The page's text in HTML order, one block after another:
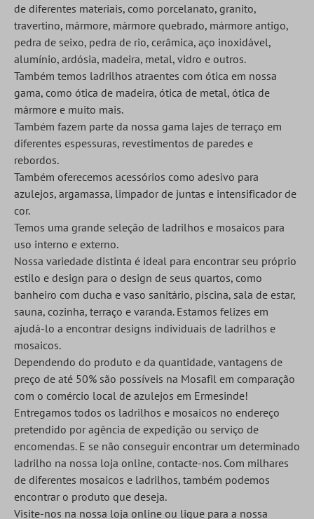
de diferentes materiais, como porcelanato, granito,
travertino, mármore, mármore quebrado, mármore antigo,
pedra de seixo, pedra de rio, cerâmica, aço inoxidável,
alumínio, ardósia, madeira, metal, vidro e outros.
Também temos ladrilhos atraentes com ótica em nossa
gama, como ótica de madeira, ótica de metal, ótica de
mármore e muito mais.
Também fazem parte da nossa gama lajes de terraço em
diferentes espessuras, revestimentos de paredes e
rebordos.
Também oferecemos acessórios como adesivo para
azulejos, argamassa, limpador de juntas e intensificador de
cor.
Temos uma grande seleção de ladrilhos e mosaicos para
uso interno e externo.
Nossa variedade distinta é ideal para encontrar seu próprio
estilo e design para o design de seus quartos, como
banheiro com ducha e vaso sanitário, piscina, sala de estar,
sauna, cozinha, terraço e varanda. Estamos felizes em
ajudá-lo a encontrar designs individuais de ladrilhos e
mosaicos.
Dependendo do produto e da quantidade, vantagens de
preço de até 50% são possíveis na Mosafil em comparação
com o comércio local de azulejos em Ermesinde!
Entregamos todos os ladrilhos e mosaicos no endereço
pretendido por agência de expedição ou serviço de
encomendas. E se não conseguir encontrar um determinado
ladrilho na nossa loja online, contacte-nos. Com milhares
de diferentes mosaicos e ladrilhos, também podemos
encontrar o produto que deseja.
Visite-nos na nossa loja online ou ligue para a nossa